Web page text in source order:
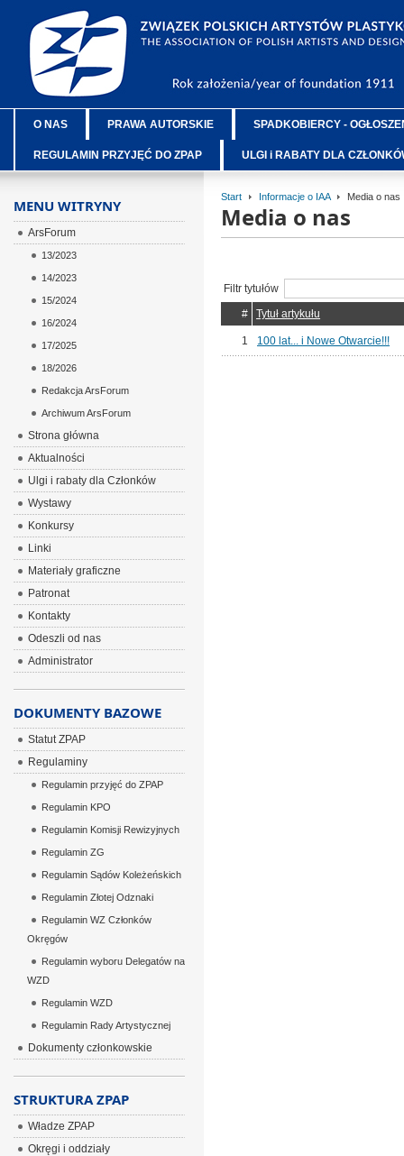
O NAS PRAWA AUTORSKIE SPADKOBIERCY -
REGULAMIN PRZYJĘĆ DO ZPAP ULGI i RABATY DLA
Start Informacje o IAA Media o nas
Media o nas
Filtr tytułów
#
Tytuł artykułu
1 100 lat... i Nowe Otwarcie!!!
MENU WITRYNY
ArsForum
13/2023
14/2023
15/2024
16/2024
17/2025
18/2026
Redakcja ArsForum
Archiwum ArsForum
Strona główna
Aktualności
Ulgi i rabaty dla Członków
Wystawy
Konkursy
Linki
Materiały graficzne
Patronat
Kontakty
Odeszli od nas
Administrator
DOKUMENTY BAZOWE
Statut ZPAP
Regulaminy
Regulamin przyjęć do ZPAP
Regulamin KPO
Regulamin Komisji Rewizyjnych
Regulamin ZG
Regulamin Sądów Koleżeńskich
Regulamin Złotej Odznaki
Regulamin WZ Członków
Okręgów
Regulamin wyboru Delegatów na
WZD
Regulamin WZD
Regulamin Rady Artystycznej
Dokumenty członkowskie
STRUKTURA ZPAP
Władze ZPAP
Okręgi i oddziały